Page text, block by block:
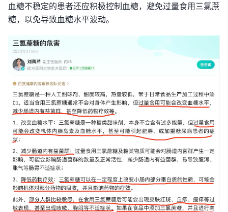
血糖不稳定的患者还应积极控制血糖，避免过量食用三氯蔗
糖，以免导致血糖水平波动。